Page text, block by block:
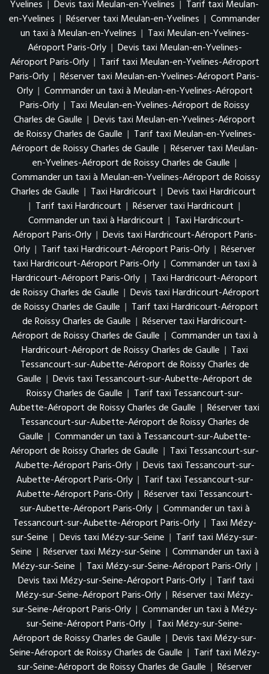
Yvelines | Devis taxi Meulan-en-Yvelines | Tarif taxi Meulan-
en-Yvelines | Réserver taxi Meulan-en-Yvelines | Commander
un taxi à Meulan-en-Yvelines | Taxi Meulan-en-Yvelines-
Aéroport Paris-Orly | Devis taxi Meulan-en-Yvelines-
Aéroport Paris-Orly | Tarif taxi Meulan-en-Yvelines-Aéroport
Paris-Orly | Réserver taxi Meulan-en-Yvelines-Aéroport Paris-
Orly | Commander un taxi à Meulan-en-Yvelines-Aéroport
Paris-Orly | Taxi Meulan-en-Yvelines-Aéroport de Roissy
Charles de Gaulle | Devis taxi Meulan-en-Yvelines-Aéroport
de Roissy Charles de Gaulle | Tarif taxi Meulan-en-Yvelines-
Aéroport de Roissy Charles de Gaulle | Réserver taxi Meulan-
en-Yvelines-Aéroport de Roissy Charles de Gaulle |
Commander un taxi à Meulan-en-Yvelines-Aéroport de Roissy
Charles de Gaulle | Taxi Hardricourt | Devis taxi Hardricourt
| Tarif taxi Hardricourt | Réserver taxi Hardricourt |
Commander un taxi à Hardricourt | Taxi Hardricourt-
Aéroport Paris-Orly | Devis taxi Hardricourt-Aéroport Paris-
Orly | Tarif taxi Hardricourt-Aéroport Paris-Orly | Réserver
taxi Hardricourt-Aéroport Paris-Orly | Commander un taxi à
Hardricourt-Aéroport Paris-Orly | Taxi Hardricourt-Aéroport
de Roissy Charles de Gaulle | Devis taxi Hardricourt-Aéroport
de Roissy Charles de Gaulle | Tarif taxi Hardricourt-Aéroport
de Roissy Charles de Gaulle | Réserver taxi Hardricourt-
Aéroport de Roissy Charles de Gaulle | Commander un taxi à
Hardricourt-Aéroport de Roissy Charles de Gaulle | Taxi
Tessancourt-sur-Aubette-Aéroport de Roissy Charles de
Gaulle | Devis taxi Tessancourt-sur-Aubette-Aéroport de
Roissy Charles de Gaulle | Tarif taxi Tessancourt-sur-
Aubette-Aéroport de Roissy Charles de Gaulle | Réserver taxi
Tessancourt-sur-Aubette-Aéroport de Roissy Charles de
Gaulle | Commander un taxi à Tessancourt-sur-Aubette-
Aéroport de Roissy Charles de Gaulle | Taxi Tessancourt-sur-
Aubette-Aéroport Paris-Orly | Devis taxi Tessancourt-sur-
Aubette-Aéroport Paris-Orly | Tarif taxi Tessancourt-sur-
Aubette-Aéroport Paris-Orly | Réserver taxi Tessancourt-
sur-Aubette-Aéroport Paris-Orly | Commander un taxi à
Tessancourt-sur-Aubette-Aéroport Paris-Orly | Taxi Mézy-
sur-Seine | Devis taxi Mézy-sur-Seine | Tarif taxi Mézy-sur-
Seine | Réserver taxi Mézy-sur-Seine | Commander un taxi à
Mézy-sur-Seine | Taxi Mézy-sur-Seine-Aéroport Paris-Orly |
Devis taxi Mézy-sur-Seine-Aéroport Paris-Orly | Tarif taxi
Mézy-sur-Seine-Aéroport Paris-Orly | Réserver taxi Mézy-
sur-Seine-Aéroport Paris-Orly | Commander un taxi à Mézy-
sur-Seine-Aéroport Paris-Orly | Taxi Mézy-sur-Seine-
Aéroport de Roissy Charles de Gaulle | Devis taxi Mézy-sur-
Seine-Aéroport de Roissy Charles de Gaulle | Tarif taxi Mézy-
sur-Seine-Aéroport de Roissy Charles de Gaulle | Réserver